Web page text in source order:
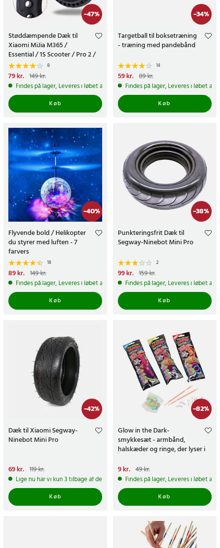
-47%
Støddæmpende Dæk til
Xiaomi MiJia M365 /
Essential / 1S Scooter / Pro 2 /
Xiaomi Mi Electric Scooter 3
8
Nuværende pris
pris:149 kr.
79 kr. 149 kr.
Findes på lager, Leveres i løbet af 1-2 hverdage
Køb
-34%
Targetball til boksetræning
- træning med pandebånd
14
Nuværende pris
pris:89 kr.
59 kr. 89 kr.
Findes på lager, Leveres i løbet af
Køb
-40%
Flyvende bold / Helikopter
du styrer med luften - 7
farvers
18
Nuværende pris
pris:149 kr.
89 kr. 149 kr.
Findes på lager, Leveres i løbet af 1-2 hverdage
Køb
-38%
Punkteringsfrit Dæk til
Segway-Ninebot Mini Pro
2
Nuværende pris
pris:159 kr.
99 kr. 159 kr.
Findes på lager, Leveres i løbet af
Køb
-42%
Dæk til Xiaomi Segway-
Ninebot Mini Pro
Nuværende pris
pris:119 kr.
69 kr. 119 kr.
Lige nu har vi kun 3 tilbage af dette produkt
Køb
-82%
Glow in the Dark-
smykkesæt - armbånd,
halskæder og ringe, der lyser i
Nuværende pris
pris:49 kr.
9 kr. 49 kr.
Findes på lager, Leveres i løbet af
Køb